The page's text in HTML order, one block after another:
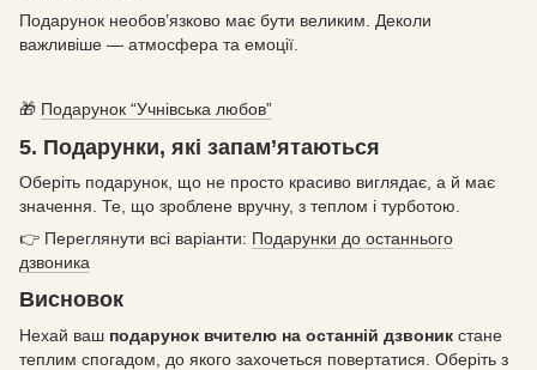
Подарунок необов’язково має бути великим. Деколи
важливіше — атмосфера та емоції.
🎁 Подарунок “Учнівська любов”
5. Подарунки, які запам’ятаються
Оберіть подарунок, що не просто красиво виглядає, а й має
значення. Те, що зроблене вручну, з теплом і турботою.
👉 Переглянути всі варіанти: Подарунки до останнього
дзвоника
Висновок
Нехай ваш подарунок вчителю на останній дзвоник стане
теплим спогадом, до якого захочеться повертатися. Оберіть з